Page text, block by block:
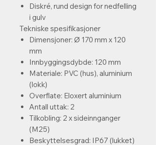
Diskré, rund design for nedfelling
i gulv
Tekniske spesifikasjoner
Dimensjoner: Ø 170 mm x 120
mm
Innbyggingsdybde: 120 mm
Materiale: PVC (hus), aluminium
(lokk)
Overflate: Eloxert aluminium
Antall uttak: 2
Tilkobling: 2 x sideinnganger
(M25)
Beskyttelsesgrad: IP67 (lukket)